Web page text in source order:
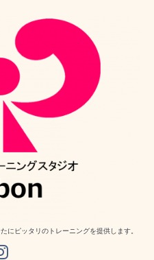
ピッタリのトレーニングを提供します。